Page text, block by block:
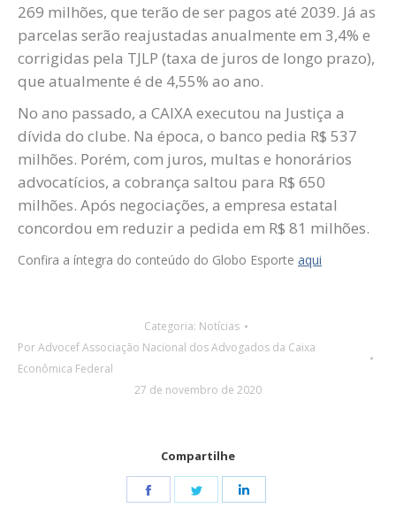
269 milhões, que terão de ser pagos até 2039. Já as
parcelas serão reajustadas anualmente em 3,4% e
corrigidas pela TJLP (taxa de juros de longo prazo),
que atualmente é de 4,55% ao ano.
No ano passado, a CAIXA executou na Justiça a
dívida do clube. Na época, o banco pedia R$ 537
milhões. Porém, com juros, multas e honorários
advocatícios, a cobrança saltou para R$ 650
milhões. Após negociações, a empresa estatal
concordou em reduzir a pedida em R$ 81 milhões.
Confira a íntegra do conteúdo do Globo Esporte aqui
Categoria: Notícias
PorAdvocef Associação Nacional dos Advogados da Caixa
Econômica Federal
27 de novembro de 2020
Compartilhe
Share
Share